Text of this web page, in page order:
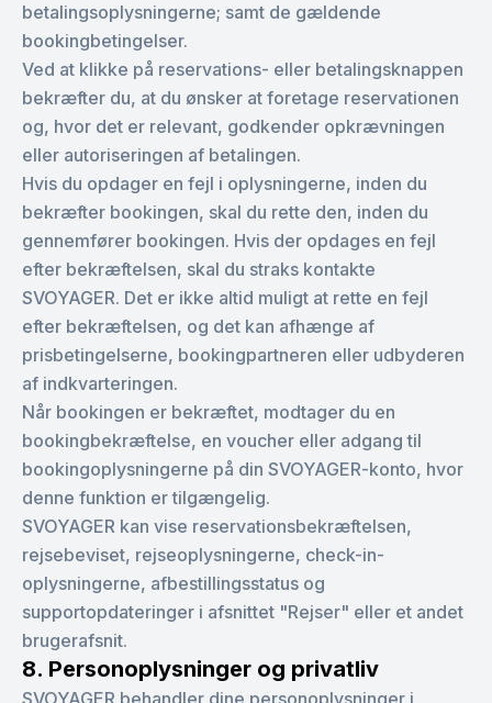
betalingsoplysningerne; samt de gældende
bookingbetingelser.
Ved at klikke på reservations- eller betalingsknappen
bekræfter du, at du ønsker at foretage reservationen
og, hvor det er relevant, godkender opkrævningen
eller autoriseringen af betalingen.
Hvis du opdager en fejl i oplysningerne, inden du
bekræfter bookingen, skal du rette den, inden du
gennemfører bookingen. Hvis der opdages en fejl
efter bekræftelsen, skal du straks kontakte
SVOYAGER. Det er ikke altid muligt at rette en fejl
efter bekræftelsen, og det kan afhænge af
prisbetingelserne, bookingpartneren eller udbyderen
af indkvarteringen.
Når bookingen er bekræftet, modtager du en
bookingbekræftelse, en voucher eller adgang til
bookingoplysningerne på din SVOYAGER-konto, hvor
denne funktion er tilgængelig.
SVOYAGER kan vise reservationsbekræftelsen,
rejsebeviset, rejseoplysningerne, check-in-
oplysningerne, afbestillingsstatus og
supportopdateringer i afsnittet "Rejser" eller et andet
brugerafsnit.
8. Personoplysninger og privatliv
SVOYAGER behandler dine personoplysninger i